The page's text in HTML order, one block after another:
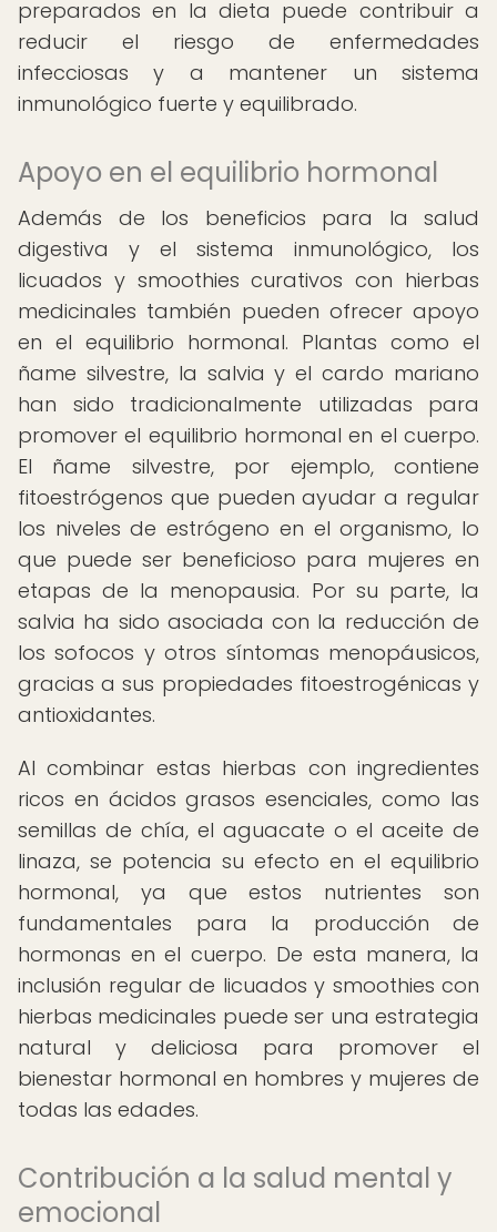
preparados en la dieta puede contribuir a
reducir el riesgo de enfermedades
infecciosas y a mantener un sistema
inmunológico fuerte y equilibrado.
Apoyo en el equilibrio hormonal
Además de los beneficios para la salud
digestiva y el sistema inmunológico, los
licuados y smoothies curativos con hierbas
medicinales también pueden ofrecer apoyo
en el equilibrio hormonal. Plantas como el
ñame silvestre, la salvia y el cardo mariano
han sido tradicionalmente utilizadas para
promover el equilibrio hormonal en el cuerpo.
El ñame silvestre, por ejemplo, contiene
fitoestrógenos que pueden ayudar a regular
los niveles de estrógeno en el organismo, lo
que puede ser beneficioso para mujeres en
etapas de la menopausia. Por su parte, la
salvia ha sido asociada con la reducción de
los sofocos y otros síntomas menopáusicos,
gracias a sus propiedades fitoestrogénicas y
antioxidantes.
Al combinar estas hierbas con ingredientes
ricos en ácidos grasos esenciales, como las
semillas de chía, el aguacate o el aceite de
linaza, se potencia su efecto en el equilibrio
hormonal, ya que estos nutrientes son
fundamentales para la producción de
hormonas en el cuerpo. De esta manera, la
inclusión regular de licuados y smoothies con
hierbas medicinales puede ser una estrategia
natural y deliciosa para promover el
bienestar hormonal en hombres y mujeres de
todas las edades.
Contribución a la salud mental y
emocional